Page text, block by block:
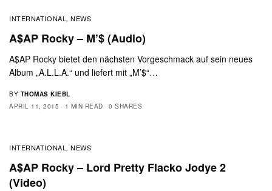
INTERNATIONAL ,NEWS
A$AP Rocky – M’$ (Audio)
A$AP Rocky bietet den nächsten Vorgeschmack auf sein neues
Album „A.L.L.A.“ und liefert mit „M’$“…
BY THOMAS KIEBL
APRIL 11, 2015
1 MIN READ 0 SHARES
INTERNATIONAL ,NEWS
A$AP Rocky – Lord Pretty Flacko Jodye 2
(Video)